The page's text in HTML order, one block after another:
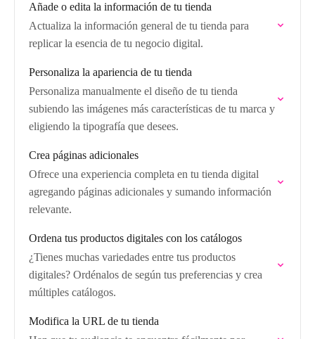
Añade o edita la información de tu tienda
Actualiza la información general de tu tienda para
replicar la esencia de tu negocio digital.
Personaliza la apariencia de tu tienda
Personaliza manualmente el diseño de tu tienda
subiendo las imágenes más características de tu marca y
eligiendo la tipografía que desees.
Crea páginas adicionales
Ofrece una experiencia completa en tu tienda digital
agregando páginas adicionales y sumando información
relevante.
Ordena tus productos digitales con los catálogos
¿Tienes muchas variedades entre tus productos
digitales? Ordénalos de según tus preferencias y crea
múltiples catálogos.
Modifica la URL de tu tienda